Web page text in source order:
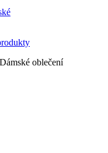
Dámské oblečení